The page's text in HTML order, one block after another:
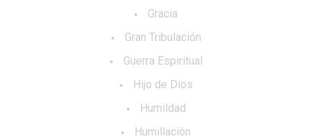
Gracia
Gran Tribulación
Guerra Espiritual
Hijo de Dios
Humildad
Humillación